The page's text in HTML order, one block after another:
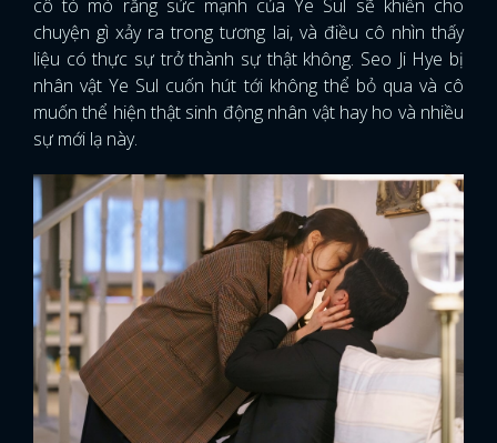
cô tò mò rằng sức mạnh của Ye Sul sẽ khiến cho
chuyện gì xảy ra trong tương lai, và điều cô nhìn thấy
liệu có thực sự trở thành sự thật không. Seo Ji Hye bị
nhân vật Ye Sul cuốn hút tới không thể bỏ qua và cô
muốn thể hiện thật sinh động nhân vật hay ho và nhiều
sự mới lạ này.